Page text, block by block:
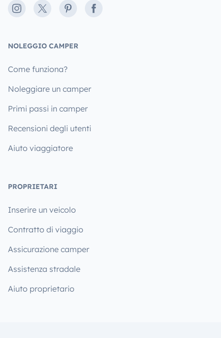
Instagram
X PinterestFacebook
NOLEGGIO CAMPER
Come funziona?
Noleggiare un camper
Primi passi in camper
Recensioni degli utenti
Aiuto viaggiatore
PROPRIETARI
Inserire un veicolo
Contratto di viaggio
Assicurazione camper
Assistenza stradale
Aiuto proprietario